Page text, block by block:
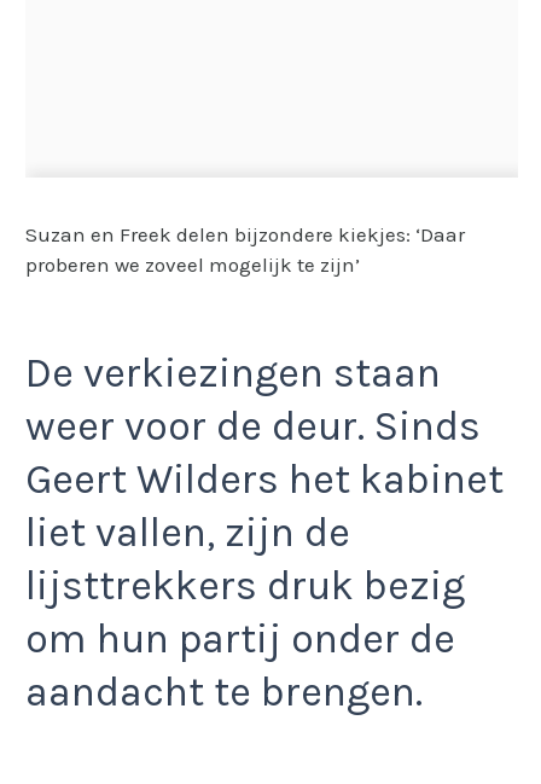
Suzan en Freek delen bijzondere kiekjes: ‘Daar
proberen we zoveel mogelijk te zijn’
De verkiezingen staan
weer voor de deur. Sinds
Geert Wilders het kabinet
liet vallen, zijn de
lijsttrekkers druk bezig
om hun partij onder de
aandacht te brengen.